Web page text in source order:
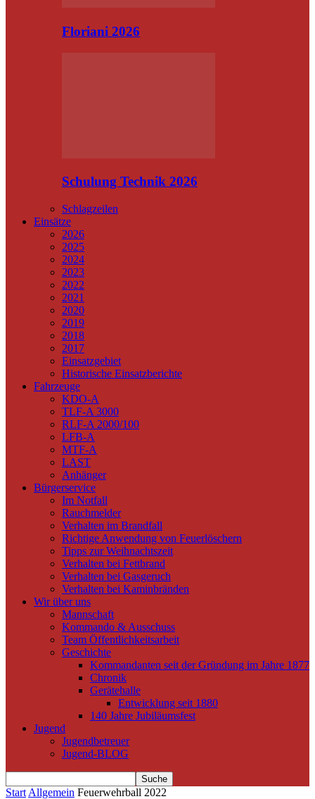
Floriani 2026
Schulung Technik 2026
Schlagzeilen
Einsätze
2026
2025
2024
2023
2022
2021
2020
2019
2018
2017
Einsatzgebiet
Historische Einsatzberichte
Fahrzeuge
KDO-A
TLF-A 3000
RLF-A 2000/100
LFB-A
MTF-A
LAST
Anhänger
Bürgerservice
Im Notfall
Rauchmelder
Verhalten im Brandfall
Richtige Anwendung von Feuerlöschern
Tipps zur Weihnachtszeit
Verhalten bei Fettbrand
Verhalten bei Gasgeruch
Verhalten bei Kaminbränden
Wir über uns
Mannschaft
Kommando & Ausschuss
Team Öffentlichkeitsarbeit
Geschichte
Kommandanten seit der Gründung im Jahre 1877
Chronik
Gerätehalle
Entwicklung seit 1880
140 Jahre Jubiläumsfest
Jugend
Jugendbetreuer
Jugend-BLOG
Start Allgemein Feuerwehrball 2022